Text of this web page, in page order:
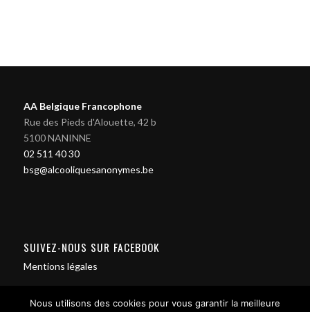
AA Belgique Francophone
Rue des Pieds d'Alouette, 42 b
5100 NANINNE
02 511 40 30
bsg@alcooliquesanonymes.be
SUIVEZ-NOUS SUR FACEBOOK
Mentions légales
Nous utilisons des cookies pour vous garantir la meilleure